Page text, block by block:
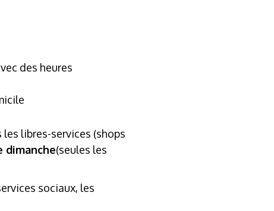
des heures
libres-services (shops
dimanche(seules les
sociaux, les